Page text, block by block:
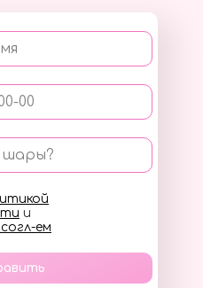
шары?
и
ем